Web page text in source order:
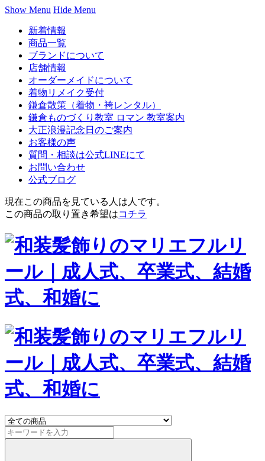
Show Menu Hide Menu
新着情報
商品一覧
ブランドについて
店舗情報
オーダーメイドについて
着物リメイク受付
鎌倉散策（着物・袴レンタル）
鎌倉ものづくり教室 ロマン 教室案内
大正浪漫記念日のご案内
お客様の声
質問・相談は公式LINEにて
お問い合わせ
公式ブログ
現在この商品を見ている人は 人です。
この商品の取り置き希望はコチラ